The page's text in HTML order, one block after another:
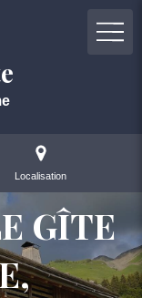
Localisation
GÎTE